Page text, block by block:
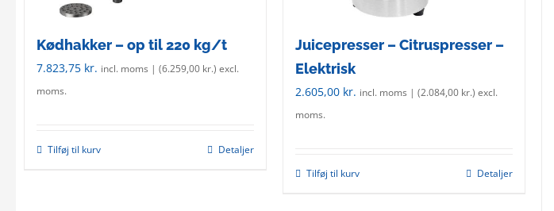
Kødhakker – op til 220 kg/t
7.823,75 kr. incl. moms | (6.259,00 kr.) excl.
moms.
Tilføj til kurv Detaljer
Juicepresser – Citruspresser –
Elektrisk
2.605,00 kr. incl. moms | (2.084,00 kr.) excl.
moms.
Tilføj til kurv Detaljer